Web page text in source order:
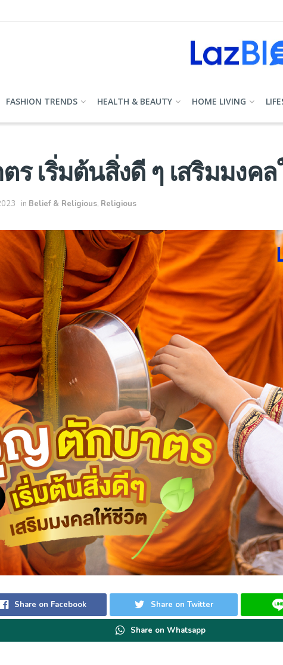
FASHION TRENDS HEALTH & BEAUTY HOME LIVING
เริ่มต้นสิ่งดี ๆ เสริมมงค
in Belief & Religious, Religious
Share on Facebook Share on Twitter
Share on Whatsapp